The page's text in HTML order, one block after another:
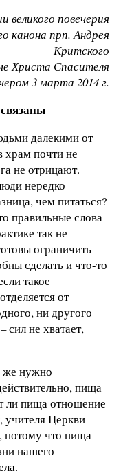
великого повечерия
канона прп. Андрея
Критского
Христа Спасителя
3 марта 2014 г.
далекими от
почти не
не отрицают.
нередко
чем питаться?
правильные слова
так не
ограничить
сделать и что-то
такое
от
ни другого
сил не хватает,
же нужно
пища
ли пища отношение
учителя Церкви
потому что пища
нашего